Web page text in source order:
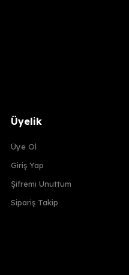
Üyelik
Üye Ol
Giriş Yap
Şifremi Unuttum
Sipariş Takip